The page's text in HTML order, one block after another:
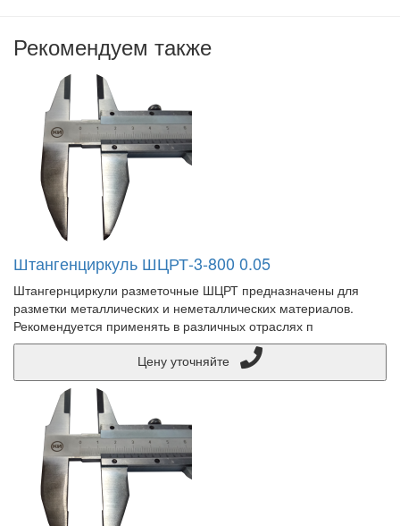
Рекомендуем также
Штангенциркуль ШЦРТ-3-800 0.05
Штангернциркули разметочные ШЦРТ предназначены для
разметки металлических и неметаллических материалов.
Рекомендуется применять в различных отраслях п